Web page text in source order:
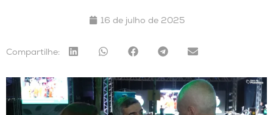
16 de julho de 2025
Compartilhe: